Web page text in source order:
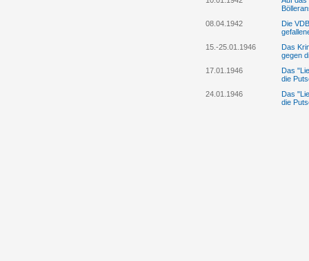
08.04.1942
Die
15.-25.01.1946
Das
gegen
17.01.1946
Das
die
24.01.1946
Das
die